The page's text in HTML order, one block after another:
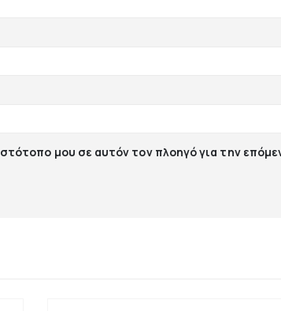
μου σε αυτόν τον πλοηγό για την